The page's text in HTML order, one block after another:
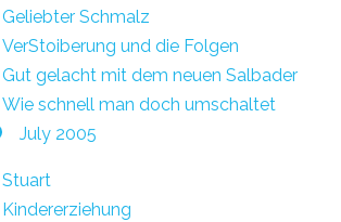
Geliebter Schmalz
VerStoiberung und die Folgen
Gut gelacht mit dem neuen Salbader
Wie schnell man doch umschaltet
July 2005
Stuart
Kindererziehung